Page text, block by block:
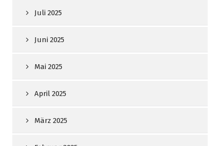
Juli 2025
Juni 2025
Mai 2025
April 2025
März 2025